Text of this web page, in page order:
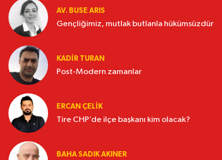
AV. BUSE ARIS
Gençliğimiz, mutlak butlanla hükümsüzdür
KADIR TURAN
Post-Modern zamanlar
ERCAN ÇELIK
Tire CHP’de ilçe başkanı kim olacak?
BAHA SADIK AKINER